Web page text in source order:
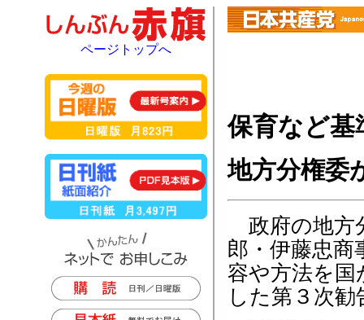
保育など基
地方分権委
政府の地方
郎・伊藤忠商
容や方法を国
した第３次
ページトップへ